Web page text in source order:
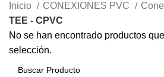
Inicio CONEXIONES PVC
TEE - CPVC
No se han encontrado productos
selección.